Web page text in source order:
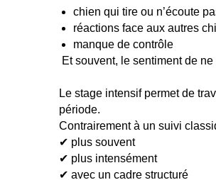
chien qui tire ou n’écoute
réactions face aux autres
manque de contrôle
Et souvent, le sentiment de
Le stage intensif permet de
période.
Contrairement à un suivi
✔ plus souvent
✔ plus intensément
✔ avec un cadre structuré